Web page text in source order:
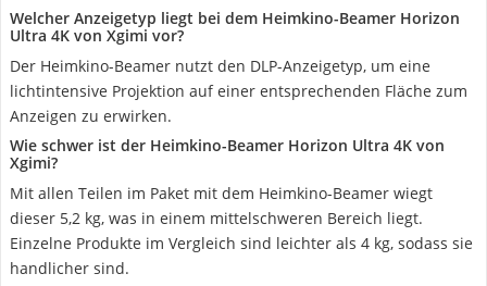
Welcher Anzeigetyp liegt bei dem Heimkino-Beamer Horizon
Ultra 4K von Xgimi vor?
Der Heimkino-Beamer nutzt den DLP-Anzeigetyp, um eine
lichtintensive Projektion auf einer entsprechenden Fläche zum
Anzeigen zu erwirken.
Wie schwer ist der Heimkino-Beamer Horizon Ultra 4K von
Xgimi?
Mit allen Teilen im Paket mit dem Heimkino-Beamer wiegt
dieser 5,2 kg, was in einem mittelschweren Bereich liegt.
Einzelne Produkte im Vergleich sind leichter als 4 kg, sodass sie
handlicher sind.